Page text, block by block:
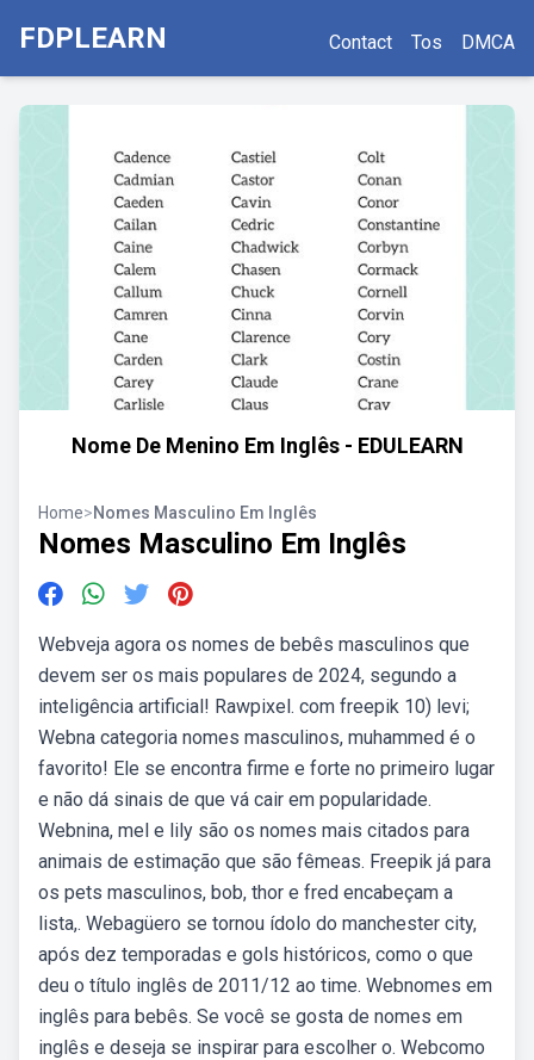
FDPLEARN Contact Tos DMCA
Nome De Menino Em Inglês - EDULEARN
Home>Nomes Masculino Em Inglês
Nomes Masculino Em Inglês
Webveja agora os nomes de bebês masculinos que
devem ser os mais populares de 2024, segundo a
inteligência artificial! Rawpixel. com freepik 10) levi;
Webna categoria nomes masculinos, muhammed é o
favorito! Ele se encontra firme e forte no primeiro lugar
e não dá sinais de que vá cair em popularidade.
Webnina, mel e lily são os nomes mais citados para
animais de estimação que são fêmeas. Freepik já para
os pets masculinos, bob, thor e fred encabeçam a
lista,. Webagüero se tornou ídolo do manchester city,
após dez temporadas e gols históricos, como o que
deu o título inglês de 2011/12 ao time. Webnomes em
inglês para bebês. Se você se gosta de nomes em
inglês e deseja se inspirar para escolher o. Webcomo